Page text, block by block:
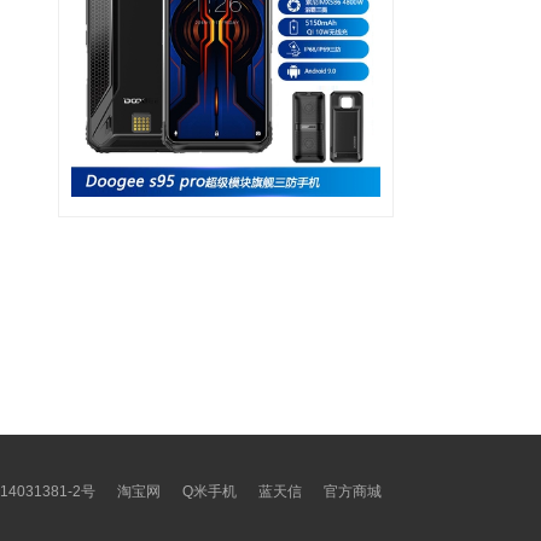
官方商城
蓝天信
Q米手机
淘宝网
2号